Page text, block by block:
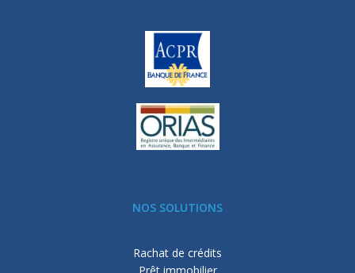
NOS SOLUTIONS
Rachat de crédits
Prêt immobilier